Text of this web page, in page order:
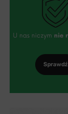
Sprawdź